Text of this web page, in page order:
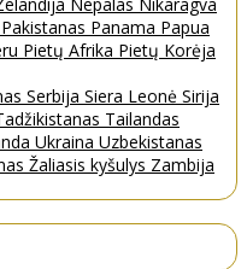
Pakistanas Panama Papua
Pietų Afrika Pietų Korėja
Serbija Siera Leonė Sirija
Tailandas
Ukraina Uzbekistanas
Žaliasis kyšulys Zambija